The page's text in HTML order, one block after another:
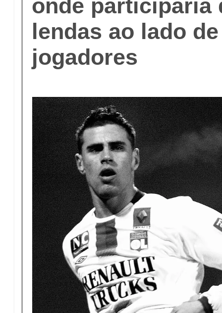
onde participaria
lendas ao lado
jogadores